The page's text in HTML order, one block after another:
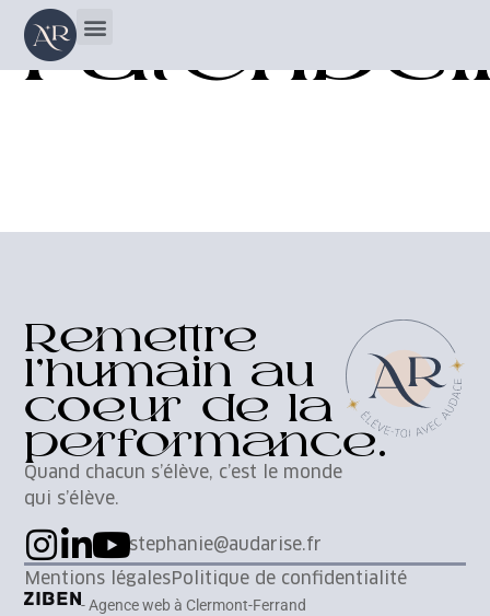
Remettre
l’humain au
coeur de la
performance.
Quand chacun s’élève, c’est le monde
qui s’élève.
stephanie@audarise.fr
Mentions légalesPolitique de confidentialité
- Agence web à Clermont-Ferrand